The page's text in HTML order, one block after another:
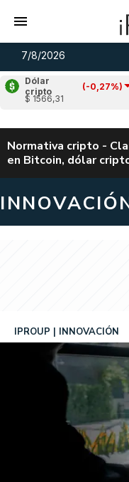
7/8/2026
Dólar
cripto
(-0,27%)
$ 1566,31
0,90%)
u$s
Normativa cripto -
en Bitcoin, dólar
IPROUP INNOVACIÓN